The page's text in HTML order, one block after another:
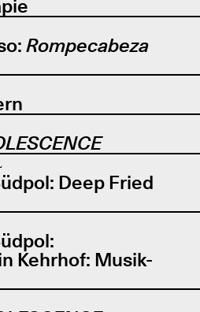
Rompecabeza
Deep Fried
Kehrhof: Musik-